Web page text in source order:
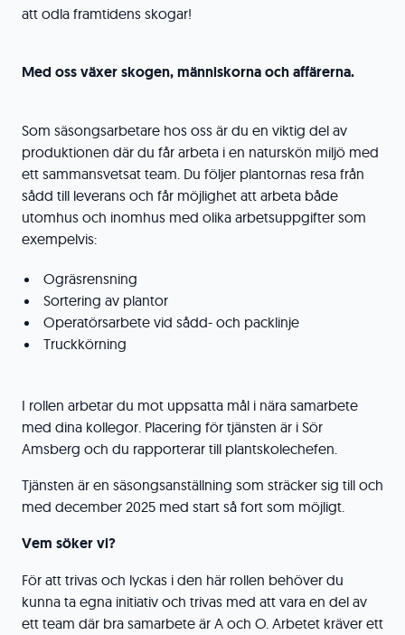
att odla framtidens skogar!
Med oss växer skogen, människorna och affärerna.
Som säsongsarbetare hos oss är du en viktig del av
produktionen där du får arbeta i en naturskön miljö med
ett sammansvetsat team. Du följer plantornas resa från
sådd till leverans och får möjlighet att arbeta både
utomhus och inomhus med olika arbetsuppgifter som
exempelvis:
Ogräsrensning
Sortering av plantor
Operatörsarbete vid sådd- och packlinje
Truckkörning
I rollen arbetar du mot uppsatta mål i nära samarbete
med dina kollegor. Placering för tjänsten är i Sör
Amsberg och du rapporterar till plantskolechefen.
Tjänsten är en säsongsanställning som sträcker sig till och
med december 2025 med start så fort som möjligt.
Vem söker vi?
För att trivas och lyckas i den här rollen behöver du
kunna ta egna initiativ och trivas med att vara en del av
ett team där bra samarbete är A och O. Arbetet kräver ett